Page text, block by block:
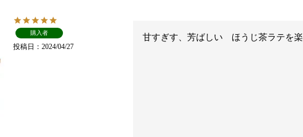
購入者
投稿日 2024/04/27
甘すぎす、芳ばしい　ほうじ茶ラテを